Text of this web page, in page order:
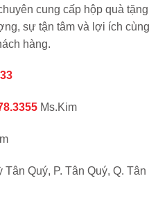
cung cấp hộp quà tặng
sự tận tâm và lợi ích cùng
hàng.
Ms.Kim
Quý, P. Tân Quý, Q. Tân